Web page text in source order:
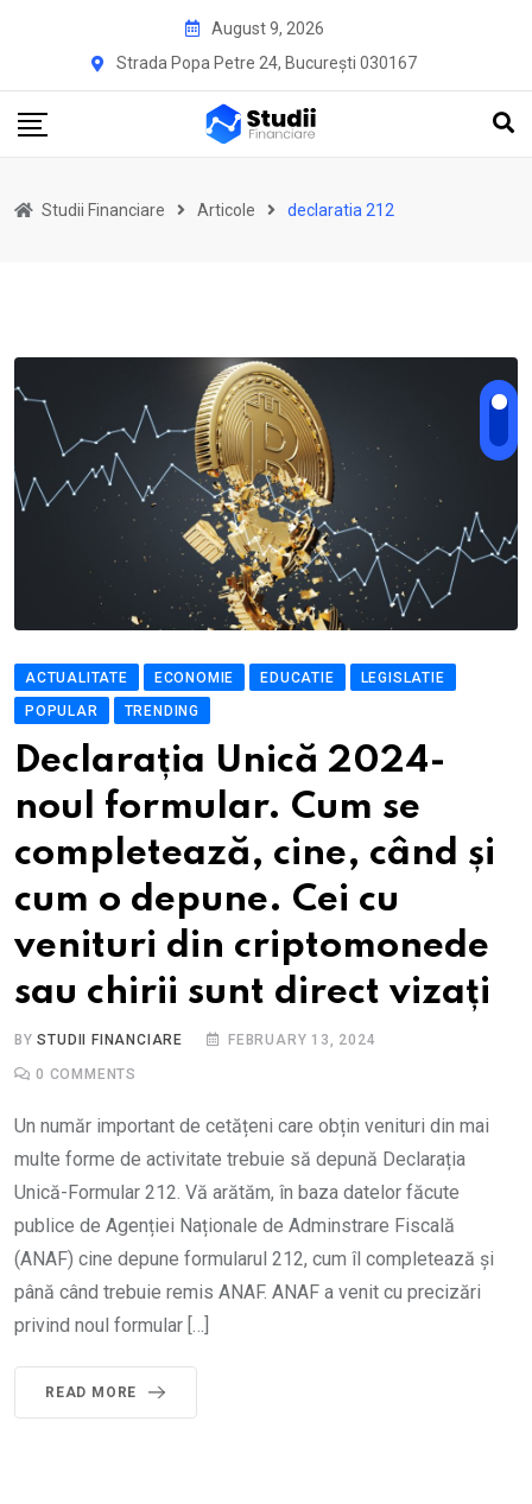
August 9, 2026
Strada Popa Petre 24, București 030167
Studii Financiare Articole declaratia 212
ACTUALITATE ECONOMIE EDUCATIE
LEGISLATIE
POPULAR
TRENDING
Declarația Unică 2024-
noul formular. Cum se
completează, cine, când și
cum o depune. Cei cu
venituri din criptomonede
sau chirii sunt direct vizați
BYSTUDII FINANCIARE FEBRUARY 13, 2024
0 COMMENTS
Un număr important de cetățeni care obțin venituri din mai
multe forme de activitate trebuie să depună Declarația
Unică-Formular 212. Vă arătăm, în baza datelor făcute
publice de Agenției Naționale de Adminstrare Fiscală
(ANAF) cine depune formularul 212, cum îl completează și
până când trebuie remis ANAF. ANAF a venit cu precizări
privind noul formular […]
READ MORE